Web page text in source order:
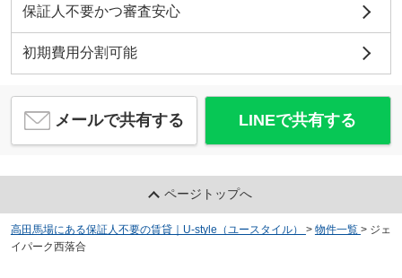
保証人不要かつ審査安心
初期費用分割可能
メールで共有する LINEで共有する
ページトップへ
高田馬場にある保証人不要の賃貸｜U-style（ユースタイル） > 物件一覧 > ジェ
イパーク西落合